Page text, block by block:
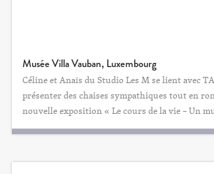
Musée Villa Vauban, Luxembourg
Céline et Anaïs du Studio Les M se lient avec
présenter des chaises sympathiques tout en
nouvelle exposition « Le cours de la vie – Un